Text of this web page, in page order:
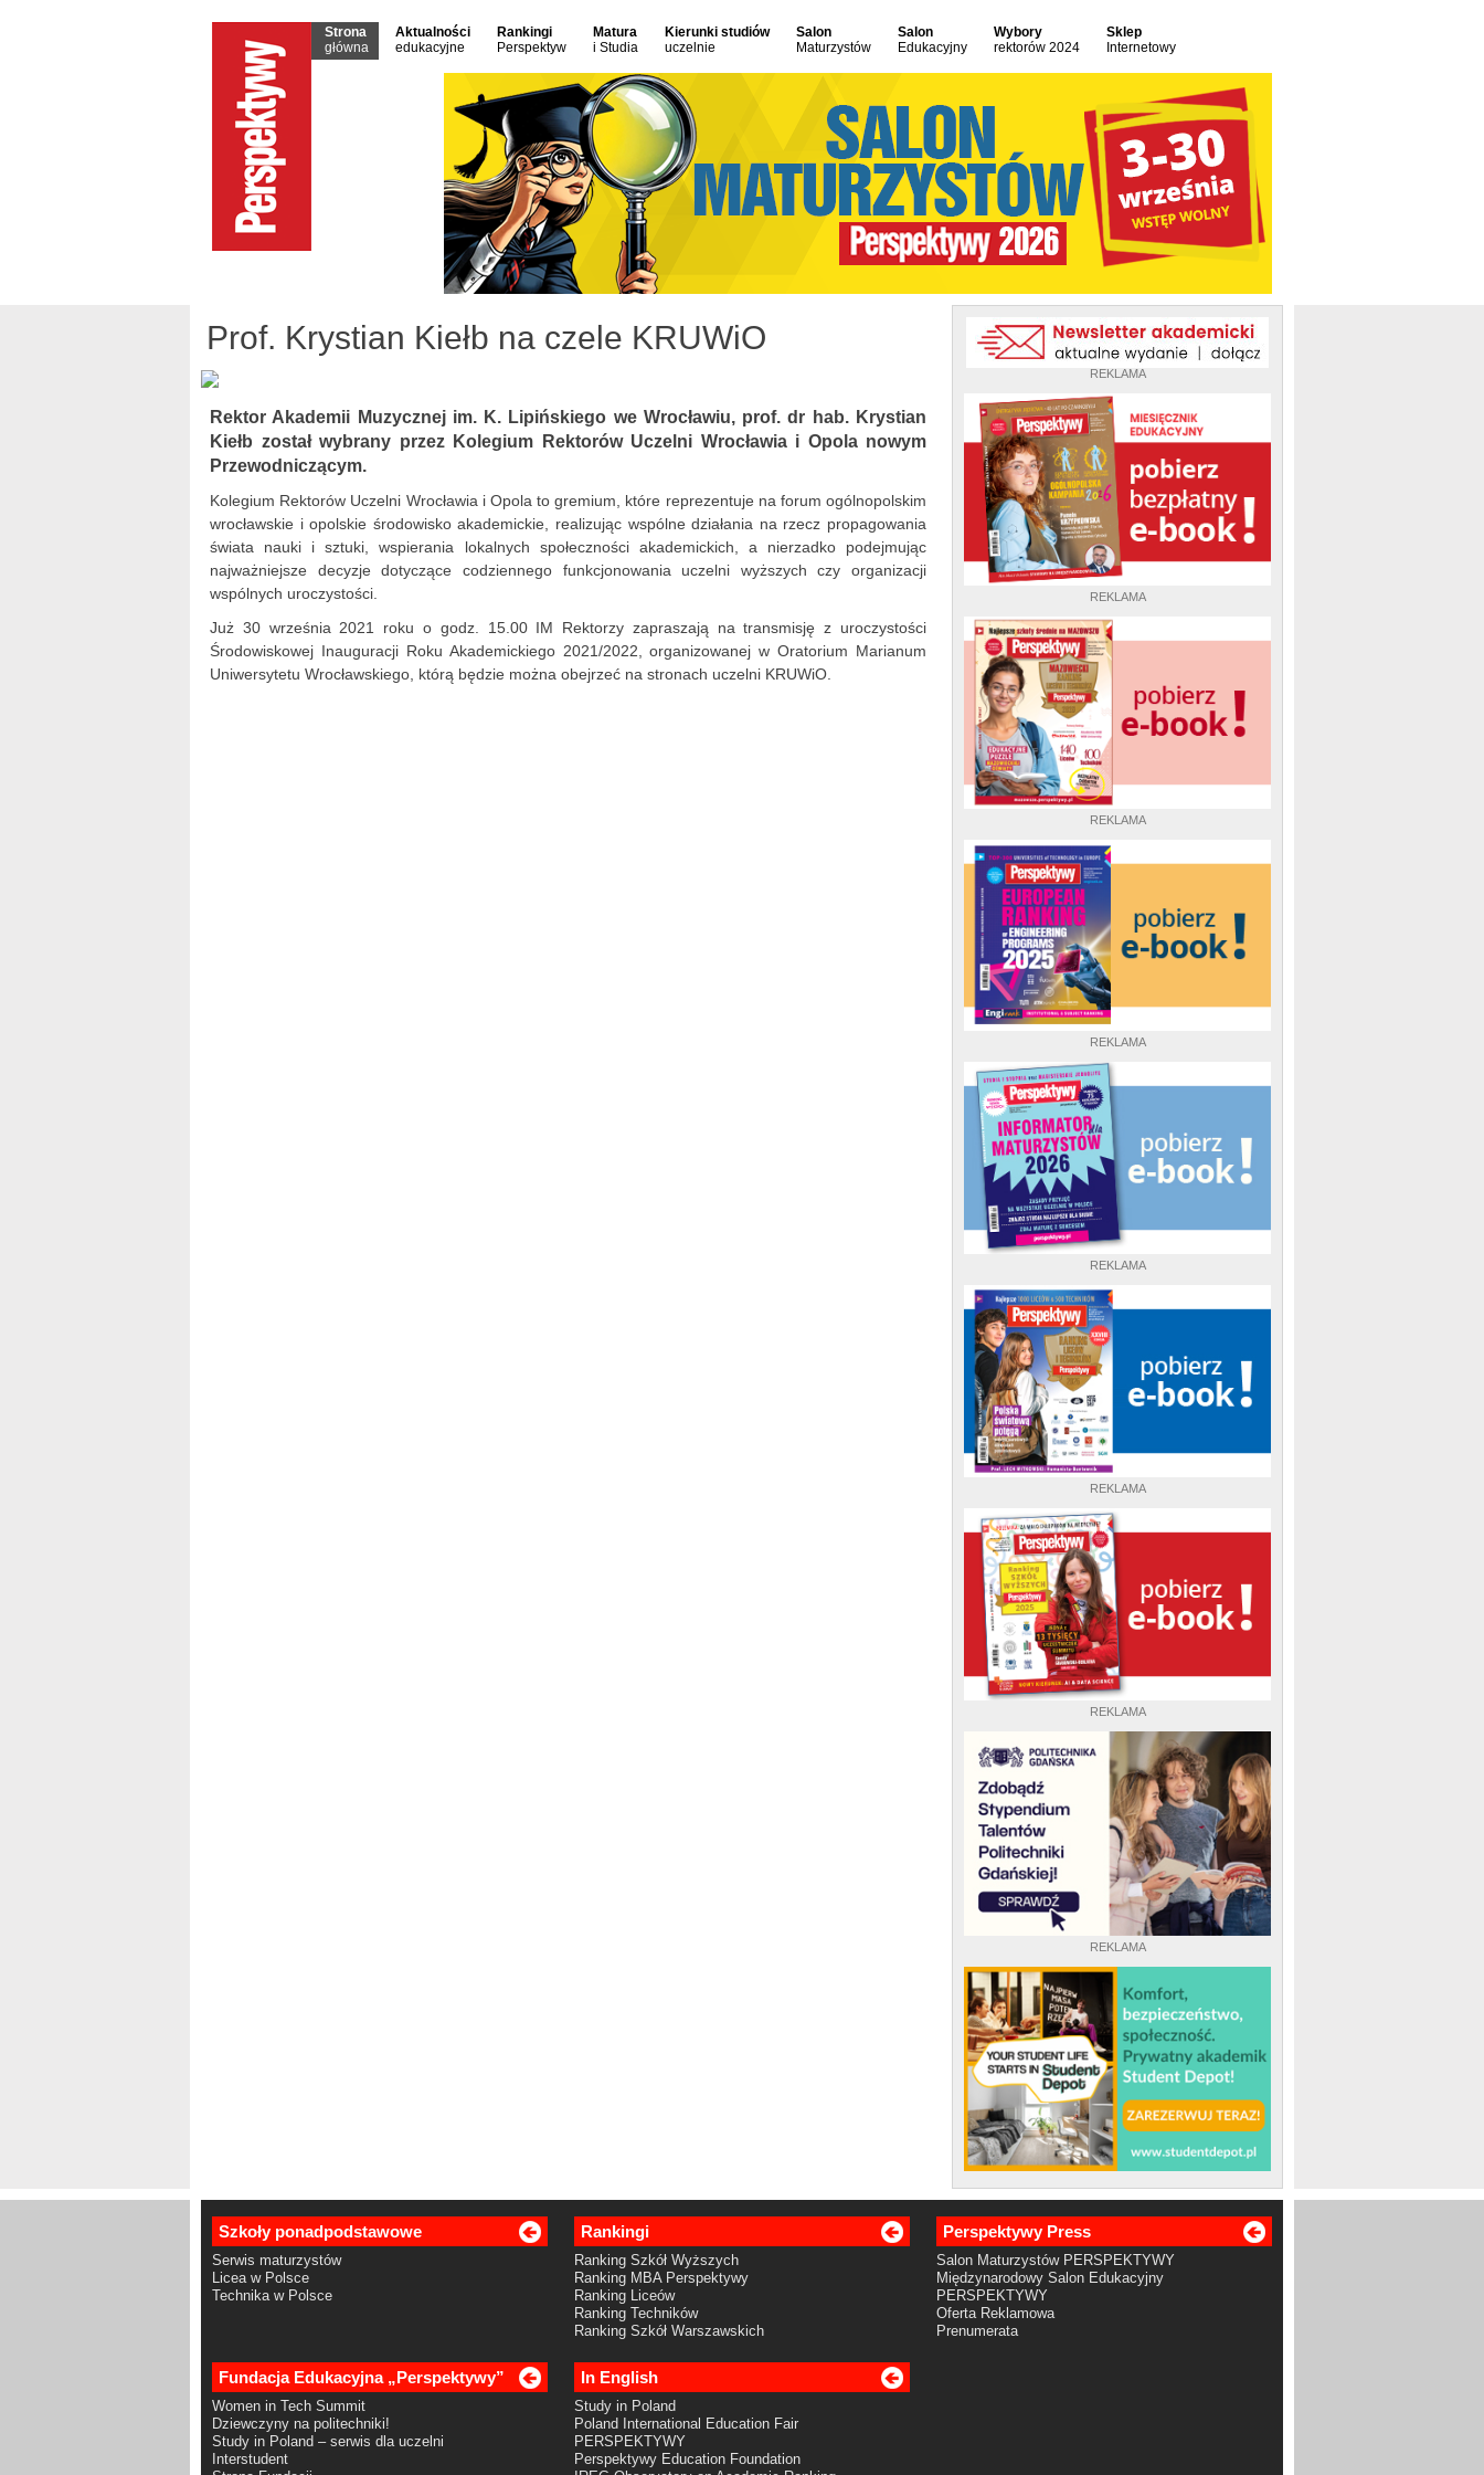
Strona
główna
Aktualności
edukacyjne
Rankingi
Perspektyw
Matura
i Studia
Kierunki studiów
uczelnie
Salon
Maturzystów
Salon
Edukacyjny
Wybory
rektorów 2024
Sklep
Internetowy
REKLAMA
REKLAMA
REKLAMA
REKLAMA
REKLAMA
REKLAMA
REKLAMA
REKLAMA
Prof. Krystian Kiełb na czele KRUWiO
Rektor Akademii Muzycznej im. K. Lipińskiego we Wrocławiu, prof. dr hab. Krystian
Kiełb został wybrany przez Kolegium Rektorów Uczelni Wrocławia i Opola nowym
Przewodniczącym.
Kolegium Rektorów Uczelni Wrocławia i Opola to gremium, które reprezentuje na forum ogólnopolskim
wrocławskie i opolskie środowisko akademickie, realizując wspólne działania na rzecz propagowania
świata nauki i sztuki, wspierania lokalnych społeczności akademickich, a nierzadko podejmując
najważniejsze decyzje dotyczące codziennego funkcjonowania uczelni wyższych czy organizacji
wspólnych uroczystości.
Już 30 września 2021 roku o godz. 15.00 IM Rektorzy zapraszają na transmisję z uroczystości
Środowiskowej Inauguracji Roku Akademickiego 2021/2022, organizowanej w Oratorium Marianum
Uniwersytetu Wrocławskiego, którą będzie można obejrzeć na stronach uczelni KRUWiO.
Szkoły ponadpodstawowe
Serwis maturzystów
Licea w Polsce
Technika w Polsce
Rankingi
Ranking Szkół Wyższych
Ranking MBA Perspektywy
Ranking Liceów
Ranking Techników
Ranking Szkół Warszawskich
Perspektywy Press
Salon Maturzystów PERSPEKTYWY
Międzynarodowy Salon Edukacyjny
PERSPEKTYWY
Oferta Reklamowa
Prenumerata
Fundacja Edukacyjna „Perspektywy”
Women in Tech Summit
Dziewczyny na politechniki!
Study in Poland – serwis dla uczelni
Interstudent
In English
Study in Poland
Poland International Education Fair
PERSPEKTYWY
Perspektywy Education Foundation